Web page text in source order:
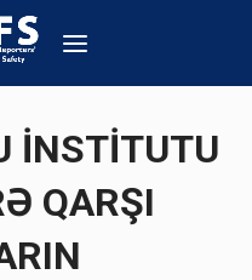
İNSTİTUTU
QARŞI